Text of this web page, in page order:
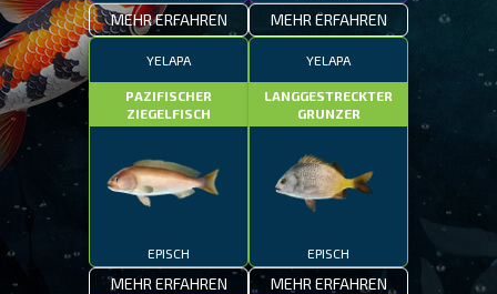
MEHR ERFAHREN MEHR ERFAHREN
YELAPA
PAZIFISCHER
ZIEGELFISCH
EPISCH
MEHR ERFAHREN
YELAPA
LANGGESTRECKTER
GRUNZER
EPISCH
MEHR ERFAHREN